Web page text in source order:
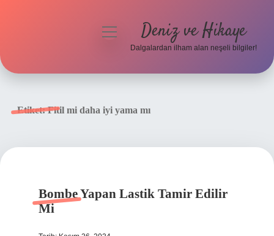
menüyü
Deniz ve Hikaye
Dalgalardan ilham alan neşeli bilgiler!
Etiket:Fitil mi daha iyi yama mı
Bombe Yapan Lastik Tamir Edilir
Mi